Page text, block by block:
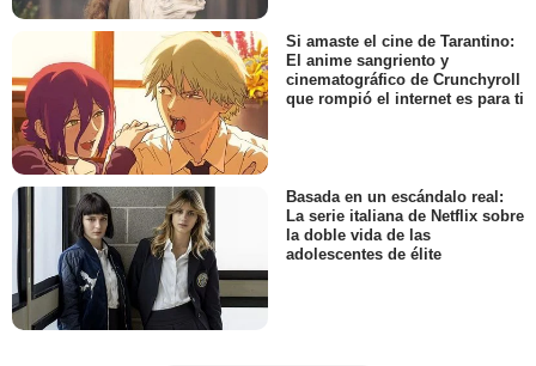
Si amaste el cine de Tarantino:
El anime sangriento y
cinematográfico de Crunchyroll
que rompió el internet es para ti
Basada en un escándalo real:
La serie italiana de Netflix sobre
la doble vida de las
adolescentes de élite